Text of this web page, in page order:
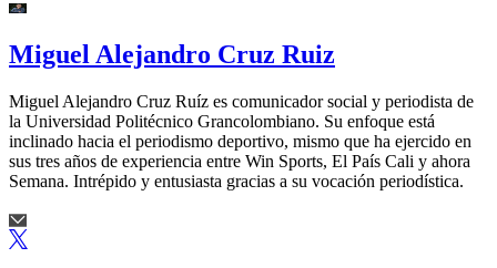
Miguel Alejandro Cruz Ruiz
Miguel Alejandro Cruz Ruíz es comunicador social y periodista de
la Universidad Politécnico Grancolombiano. Su enfoque está
inclinado hacia el periodismo deportivo, mismo que ha ejercido en
sus tres años de experiencia entre Win Sports, El País Cali y ahora
Semana. Intrépido y entusiasta gracias a su vocación periodística.